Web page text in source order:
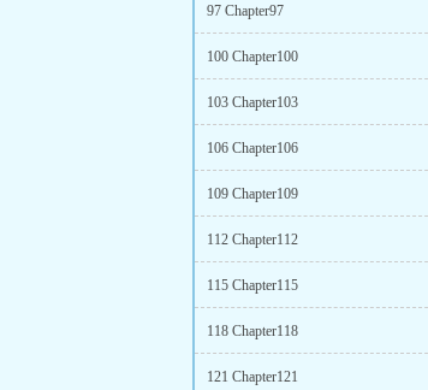
97 Chapter97
100 Chapter100
103 Chapter103
106 Chapter106
109 Chapter109
112 Chapter112
115 Chapter115
118 Chapter118
121 Chapter121